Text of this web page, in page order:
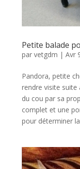
Petite balade
par vetgdm | Avr
Pandora, petite
rendre visite suite
du cou par sa
complet et une
pour déterminer